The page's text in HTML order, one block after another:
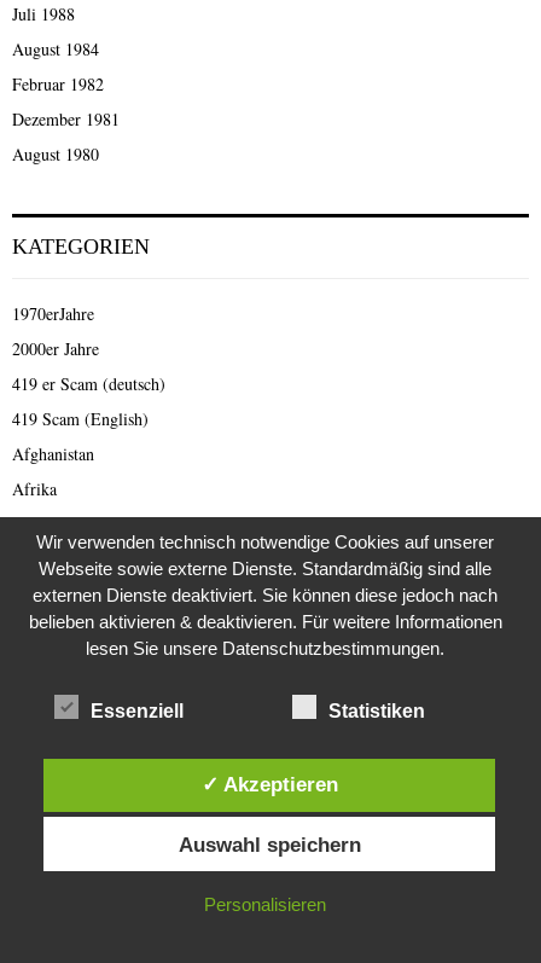
Juli 1988
August 1984
Februar 1982
Dezember 1981
August 1980
KATEGORIEN
1970erJahre
2000er Jahre
419 er Scam (deutsch)
419 Scam (English)
Afghanistan
Afrika
Allgemeine Nachrichten
Animal Scam
Antarktis
Arabischer Frühling
Architektur
Australien
Diese Website verwendet Cookies. Durch die weitere Nutzung dieser
Website stimmst du der Verwendung von Cookies zu.
IN ORDNUNG
Wir verwenden technisch notwendige Cookies auf unserer
Webseite sowie externe Dienste. Standardmäßig sind alle
externen Dienste deaktiviert. Sie können diese jedoch nach
belieben aktivieren & deaktivieren. Für weitere Informationen
lesen Sie unsere Datenschutzbestimmungen.
Essenziell Statistiken
✓ Akzeptieren
Auswahl speichern
Personalisieren